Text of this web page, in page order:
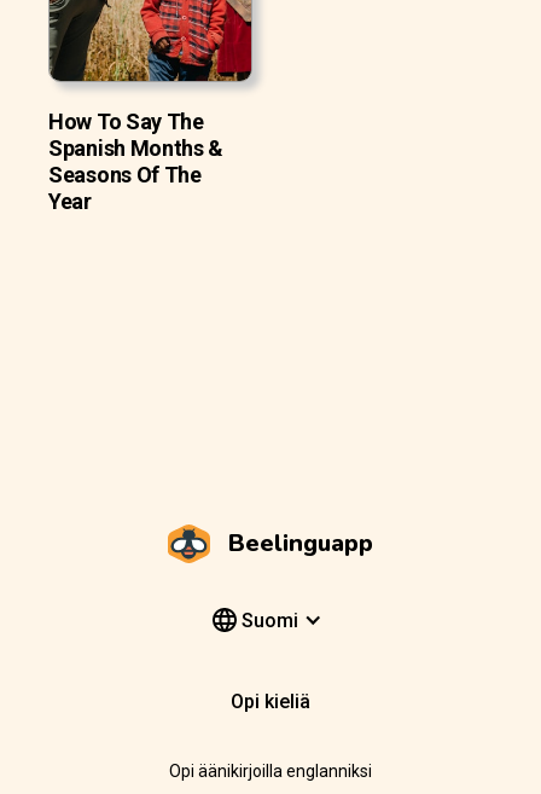
How To Say The
Spanish Months &
Seasons Of The
Year
Beelinguapp
Suomi
Opi kieliä
Opi äänikirjoilla englanniksi